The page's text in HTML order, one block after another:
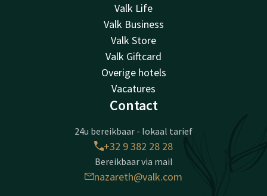
Valk Life
Valk Business
Valk Store
Valk Giftcard
Overige hotels
Vacatures
Contact
24u bereikbaar - lokaal tarief
+32 9 382 28 28
Bereikbaar via mail
nazareth@valk.com